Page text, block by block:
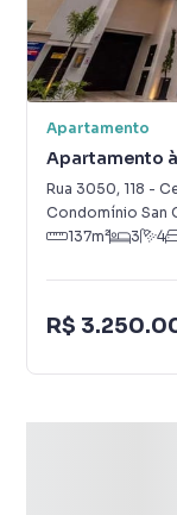
Apartamento
Apartamento
Rua 3050, 118 -
Condomínio San
137m² 3 4
R$